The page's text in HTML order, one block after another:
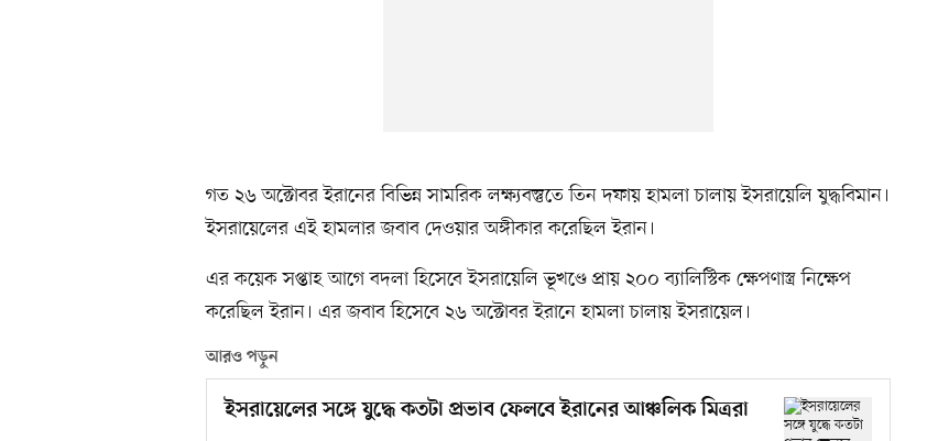
গত ২৬ অক্টোবর ইরানের বিভিন্ন সামরিক লক্ষ্যবস্তুতে তিন দফায় হামলা চালায় ইসরায়েলি যুদ্ধবিমান।
ইসরায়েলের এই হামলার জবাব দেওয়ার অঙ্গীকার করেছিল ইরান।
এর কয়েক সপ্তাহ আগে বদলা হিসেবে ইসরায়েলি ভূখণ্ডে প্রায় ২০০ ব্যালিস্টিক ক্ষেপণাস্ত্র নিক্ষেপ
করেছিল ইরান। এর জবাব হিসেবে ২৬ অক্টোবর ইরানে হামলা চালায় ইসরায়েল।
আরও পড়ুন
ইসরায়েলের সঙ্গে যুদ্ধে কতটা প্রভাব ফেলবে ইরানের আঞ্চলিক মিত্ররা